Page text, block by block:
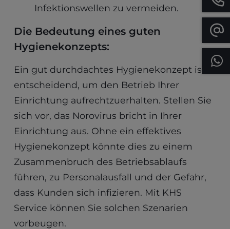
Infektionswellen zu vermeiden.
Die Bedeutung eines guten
Hygienekonzepts:
Ein gut durchdachtes Hygienekonzept ist
entscheidend, um den Betrieb Ihrer
Einrichtung aufrechtzuerhalten. Stellen Sie
sich vor, das Norovirus bricht in Ihrer
Einrichtung aus. Ohne ein effektives
Hygienekonzept könnte dies zu einem
Zusammenbruch des Betriebsablaufs
führen, zu Personalausfall und der Gefahr,
dass Kunden sich infizieren. Mit KHS
Service können Sie solchen Szenarien
vorbeugen.